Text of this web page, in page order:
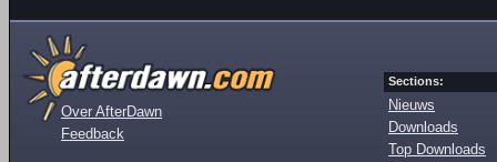
Over AfterDawn
Feedback
Sections:
Nieuws
Downloads
Top Downloads